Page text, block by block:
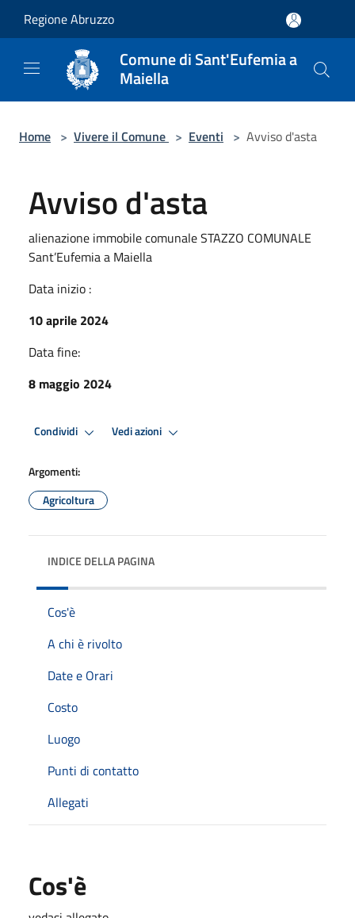
Regione Abruzzo
Comune di Sant'Eufemia a
Maiella
Home > Vivere il Comune > Eventi > Avviso d'asta
Avviso d'asta
alienazione immobile comunale STAZZO COMUNALE
Sant’Eufemia a Maiella
Data inizio :
10 aprile 2024
Data fine:
8 maggio 2024
Condividi Vedi azioni
Argomenti:
Agricoltura
INDICE DELLA PAGINA
Cos'è
A chi è rivolto
Date e Orari
Costo
Luogo
Punti di contatto
Allegati
Cos'è